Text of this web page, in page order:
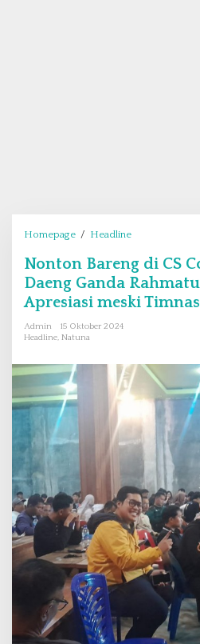
Homepage / Headline
n
t
o
r
e
n
d
i
C
o
f
f
e
e
r
Nonton Bareng di CS
Daeng Ganda
Apresiasi meski
Admin
15 Oktober 2024
Headline, Natuna